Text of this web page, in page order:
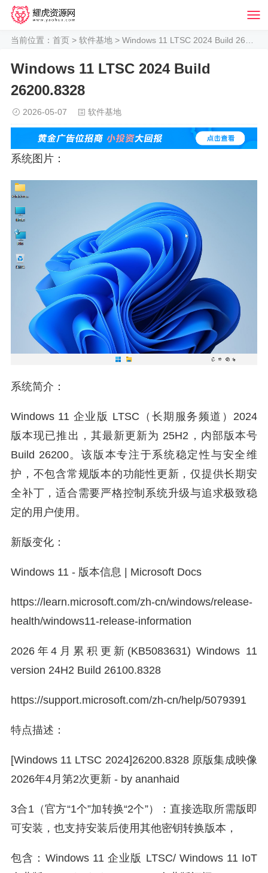
当前位置： 首页 > 软件基地 > Windows 11 LTSC 2024 Build 26200.8328
Windows 11 LTSC 2024 Build
26200.8328
2026-05-07 软件基地
系统图片：
系统简介：
Windows 11 企业版 LTSC（长期服务频道）2024
版本现已推出，其最新更新为 25H2，内部版本号
Build 26200。该版本专注于系统稳定性与安全维
护，不包含常规版本的功能性更新，仅提供长期安
全补丁，适合需要严格控制系统升级与追求极致稳
定的用户使用。
新版变化：
Windows 11 - 版本信息 | Microsoft Docs
https://learn.microsoft.com/zh-cn/windows/release-
health/windows11-release-information
2026年4月累积更新(KB5083631) Windows 11
version 24H2 Build 26100.8328
https://support.microsoft.com/zh-cn/help/5079391
特点描述：
[Windows 11 LTSC 2024]26200.8328 原版集成映像
2026年4月第2次更新 - by ananhaid
3合1（官方“1个”加转换“2个”）：直接选取所需版即
可安装，也支持安装后使用其他密钥转换版本，
包含：Windows 11 企业版 LTSC/ Windows 11 IoT